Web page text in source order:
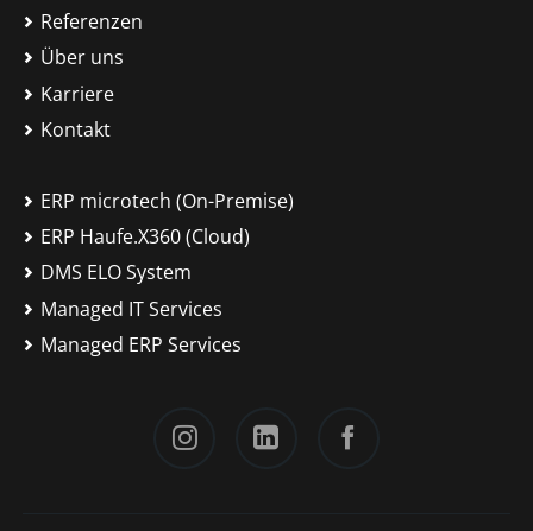
Referenzen
Über uns
Karriere
Kontakt
ERP microtech (On-Premise)
ERP Haufe.X360 (Cloud)
DMS ELO System
Managed IT Services
Managed ERP Services